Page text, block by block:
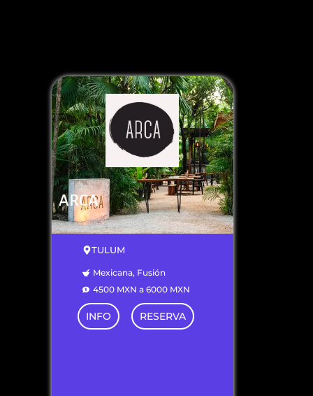
ARCA
Mexicana, Fusión
4500 MXN a 6000 MXN
TULUM
INFO RESERVA